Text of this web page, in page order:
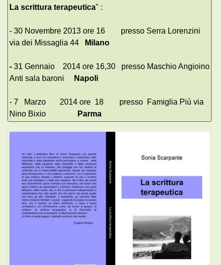
La scrittura terapeutica" :
- 30 Novembre 2013 ore 16 presso Serra Lorenzini
via dei Missaglia 44
Milano
- 31 Gennaio 2014 ore 16,30 presso Maschio Angioino
Anti sala baroni
Napoli
- 7 Marzo 2014 ore 18 presso Famiglia Più via
Nino Bixio
Parma